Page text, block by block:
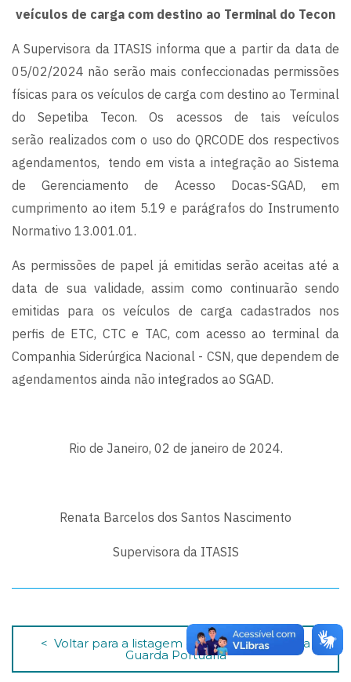
veículos de carga com destino ao Terminal do Tecon
A Supervisora da ITASIS informa que a partir da data de
05/02/2024 não serão mais confeccionadas permissões
físicas para os veículos de carga com destino ao Terminal
do Sepetiba Tecon. Os acessos de tais veículos
serão realizados com o uso do QRCODE dos respectivos
agendamentos, tendo em vista a integração ao Sistema
de Gerenciamento de Acesso Docas-SGAD, em
cumprimento ao item 5.19 e parágrafos do Instrumento
Normativo 13.001.01.
As permissões de papel já emitidas serão aceitas até a
data de sua validade, assim como continuarão sendo
emitidas para os veículos de carga cadastrados nos
perfis de ETC, CTC e TAC, com acesso ao terminal da
Companhia Siderúrgica Nacional - CSN, que dependem de
agendamentos ainda não integrados ao SGAD.
Rio de Janeiro, 02 de janeiro de 2024.
Renata Barcelos dos Santos Nascimento
Supervisora da ITASIS
< Voltar para a listagem dos Comunicados da
Guarda Portuária